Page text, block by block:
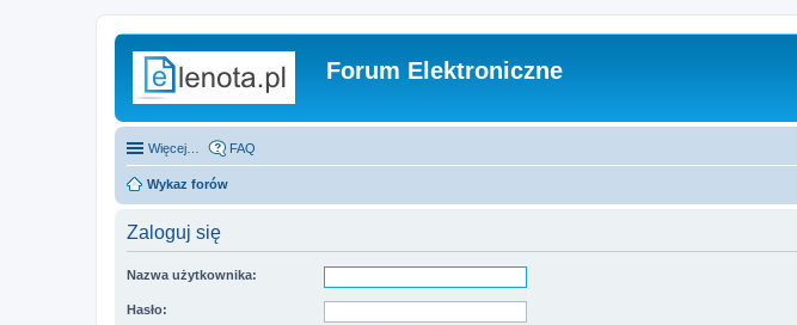
Forum Elektroniczne
Więcej… FAQ
Wykaz forów
Zaloguj się
Nazwa użytkownika:
Hasło: